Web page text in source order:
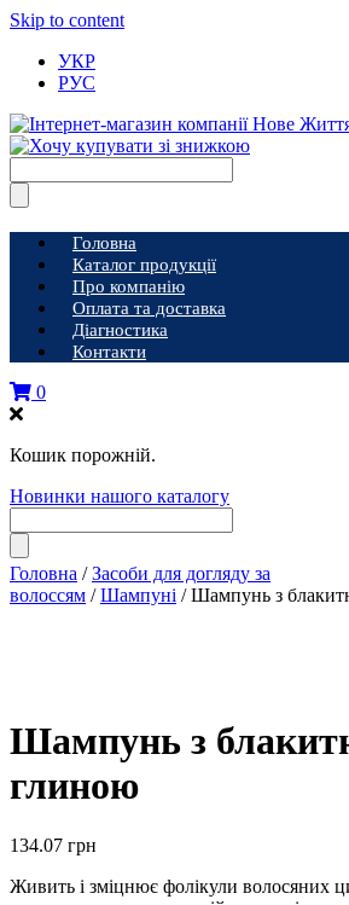
Skip to content
УКР
РУС
Головна
Каталог продукції
Про компанію
Оплата та доставка
Діагностика
Контакти
0
Кошик порожній.
Новинки нашого каталогу
Головна /Засоби для догляду за
волоссям /Шампуні / Шампунь з
Шампунь з
глиною
134.07 грн
Живить і зміцнює фолікули волосяних